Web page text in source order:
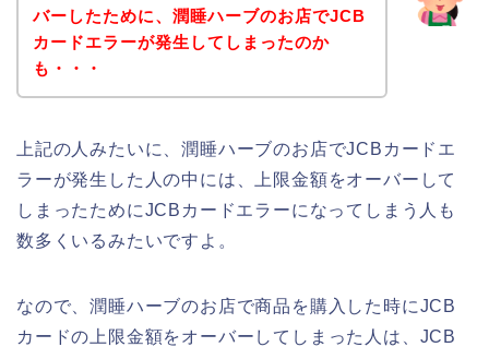
バーしたために、潤睡ハーブのお店でJCB
カードエラーが発生してしまったのか
も・・・
上記の人みたいに、潤睡ハーブのお店でJCBカードエ
ラーが発生した人の中には、上限金額をオーバーして
しまったためにJCBカードエラーになってしまう人も
数多くいるみたいですよ。
なので、潤睡ハーブのお店で商品を購入した時にJCB
カードの上限金額をオーバーしてしまった人は、JCB